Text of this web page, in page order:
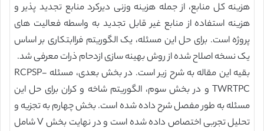
هزینه کل منابع، از جمله هزینه وزنی دیرکرد منابع تجدید پذیر و
هزینه استفاده از منابع غیر قابل تجدید به واسطه فعالیت های
پروژه است. برای حل این مسئله، یک الگوریتم فراابتکاری بر اساس
یک نسخه اصلاح شده از روش بهینه سازی ازدحام ذرات معرفی شد.
بقیه این مقاله به شرح زیر است. در بخش بعدی، مسئله RCPSP-
TWRTPC و در بخش سوم، الگوریتم شاخه و کران برای حل این
مسئله به طور مفصل شرح داده شده است. بخش چهارم به تجزیه و
تحلیل تجربی اختصاص داده شده است و در نهایت بخش V شامل